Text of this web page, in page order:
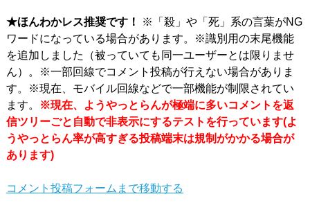
★ほんわかレス推奨です！
※「殺」や「死」系の言葉がNG
ワードになっている場合があります。※識別用の末尾機能
を追加しました（被っていても同一ユーザーとは限りませ
ん）。※一部回線でコメント投稿が行えない場合がありま
す。※現在、モバイル回線などで一部機能が制限されてい
ます。
※現在、ようやっとらんが極端に多いコメントを返
信ツリーごと自動で非表示にするテストを行っています(よ
うやっとらん率が高すぎる投稿端末は規制がかかる場合が
あります)
コメント投稿フォームまで移動する